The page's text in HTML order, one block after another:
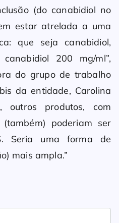
(do canabidiol no
estar atrelada a uma
que seja canabidiol,
200 mg/ml”,
do grupo de trabalho
da entidade, Carolina
outros produtos, com
(também) poderiam ser
Seria uma forma de
mais ampla.”